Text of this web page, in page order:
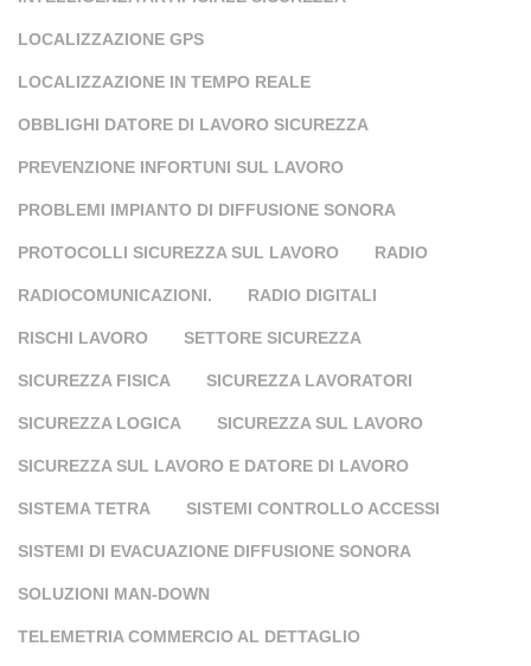
LOCALIZZAZIONE GPS
LOCALIZZAZIONE IN TEMPO REALE
OBBLIGHI DATORE DI LAVORO SICUREZZA
PREVENZIONE INFORTUNI SUL LAVORO
PROBLEMI IMPIANTO DI DIFFUSIONE SONORA
PROTOCOLLI SICUREZZA SUL LAVORO RADIO
RADIOCOMUNICAZIONI. RADIO DIGITALI
RISCHI LAVORO SETTORE SICUREZZA
SICUREZZA FISICA SICUREZZA LAVORATORI
SICUREZZA LOGICA SICUREZZA SUL LAVORO
SICUREZZA SUL LAVORO E DATORE DI LAVORO
SISTEMA TETRA SISTEMI CONTROLLO ACCESSI
SISTEMI DI EVACUAZIONE DIFFUSIONE SONORA
SOLUZIONI MAN-DOWN
TELEMETRIA COMMERCIO AL DETTAGLIO